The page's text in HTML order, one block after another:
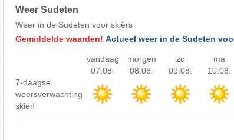
Weer Sudeten
Weer in de Sudeten voor skiërs
Gemiddelde waarden! Actueel weer in de Sudeten
vandaag
07.08.
morgen
08.08.
zo
09.08.
ma
10.08.
7-daagse
weersverwachting
skiën